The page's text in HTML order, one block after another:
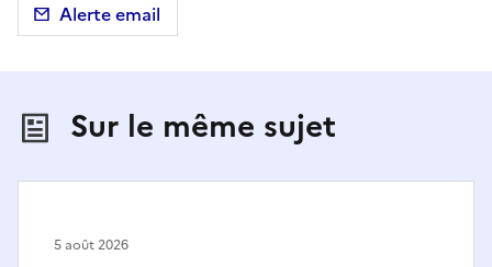
Alerte email
Sur le même sujet
5 août 2026